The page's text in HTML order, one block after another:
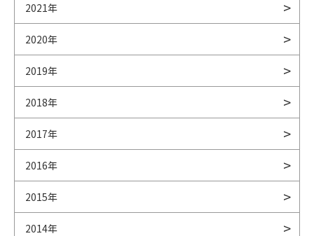
2021年
2020年
2019年
2018年
2017年
2016年
2015年
2014年